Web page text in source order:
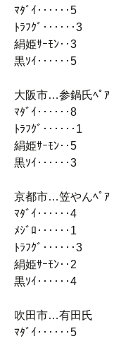
ﾏﾀﾞｲ‥‥‥5
ﾄﾗﾌｸﾞ‥‥‥3
絹姫ｻｰﾓﾝ‥3
黒ｿｲ‥‥‥5
大阪市…参鍋氏ﾍﾟｱ
ﾏﾀﾞｲ‥‥‥8
ﾄﾗﾌｸﾞ‥‥‥1
絹姫ｻｰﾓﾝ‥5
黒ｿｲ‥‥‥3
京都市…笠やんﾍﾟｱ
ﾏﾀﾞｲ‥‥‥4
ﾒｼﾞﾛ‥‥‥1
ﾄﾗﾌｸﾞ‥‥‥3
絹姫ｻｰﾓﾝ‥2
黒ｿｲ‥‥‥4
吹田市…有田氏
ﾏﾀﾞｲ‥‥‥5